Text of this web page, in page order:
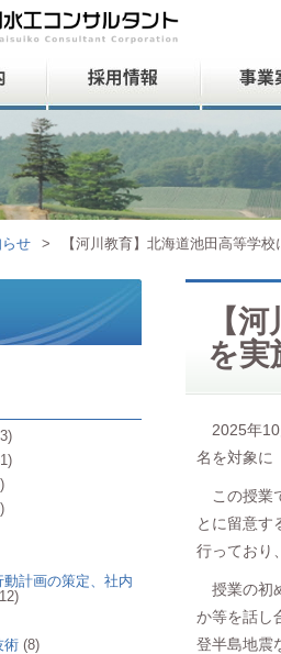
せ > 【河川教育】北海道池田高等学
【
を実
2025年10
名を対象に
この授業
とに留意す
行っており
授業の初
か等を話し
登半島地震
計画の策定、社内
術 (8)